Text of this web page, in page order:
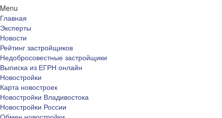
Menu
Главная
Эксперты
Новости
Рейтинг застройщиков
Недобросовестные застройщики
Выписка из ЕГРН онлайн
Новостройки
Карта новостроек
Новостройки Владивостока
Новостройки России